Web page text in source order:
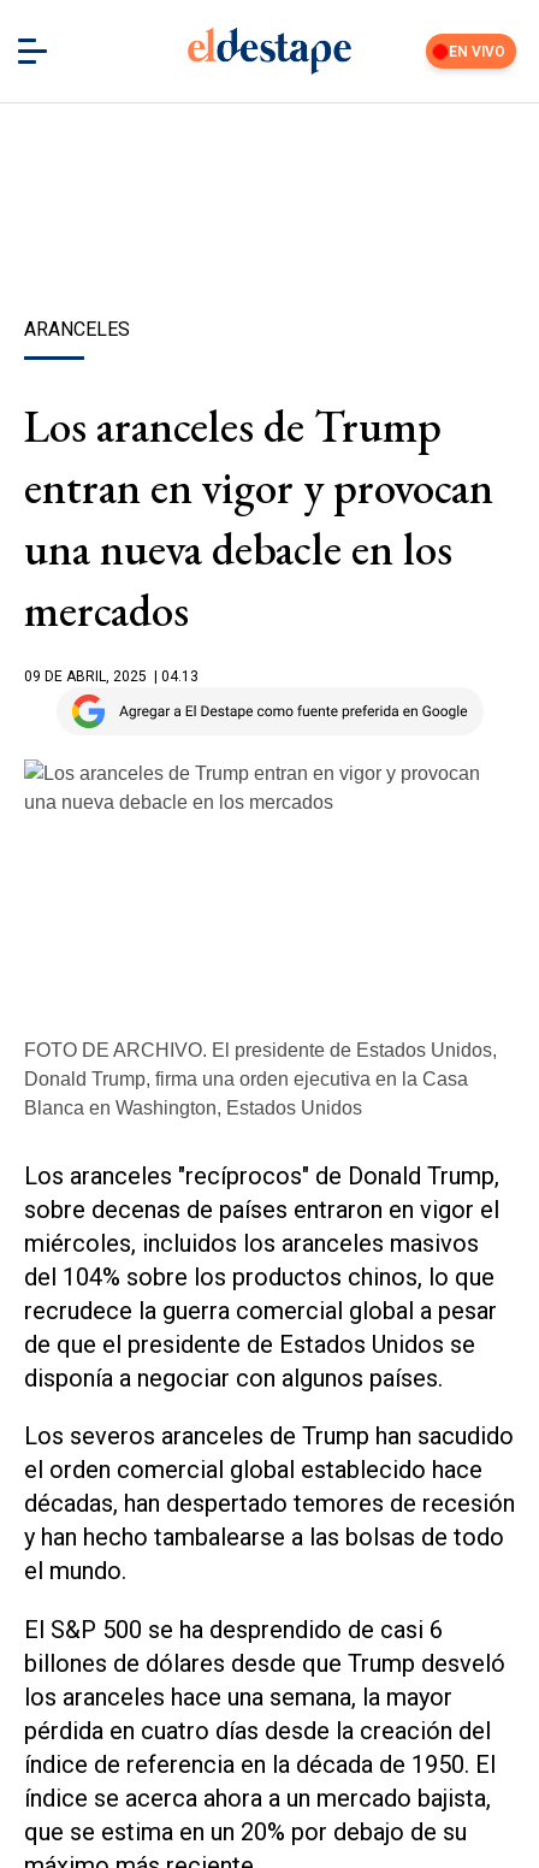
EN VIVO
ARANCELES
Los aranceles de Trump
entran en vigor y provocan
una nueva debacle en los
mercados
09 DE ABRIL, 2025 | 04.13
FOTO DE ARCHIVO. El presidente de Estados Unidos,
Donald Trump, firma una orden ejecutiva en la Casa
Blanca en Washington, Estados Unidos
Los aranceles "recíprocos" de Donald Trump,
sobre decenas de países entraron en vigor el
miércoles, incluidos los aranceles masivos
del 104% sobre los productos chinos, lo que
recrudece la guerra comercial global a pesar
de que el presidente de Estados Unidos se
disponía a negociar con algunos países.
Los severos aranceles de Trump han sacudido
el orden comercial global establecido hace
décadas, han despertado temores de recesión
y han hecho tambalearse a las bolsas de todo
el mundo.
El S&P 500 se ha desprendido de casi 6
billones de dólares desde que Trump desveló
los aranceles hace una semana, la mayor
pérdida en cuatro días desde la creación del
índice de referencia en la década de 1950. El
índice se acerca ahora a un mercado bajista,
que se estima en un 20% por debajo de su